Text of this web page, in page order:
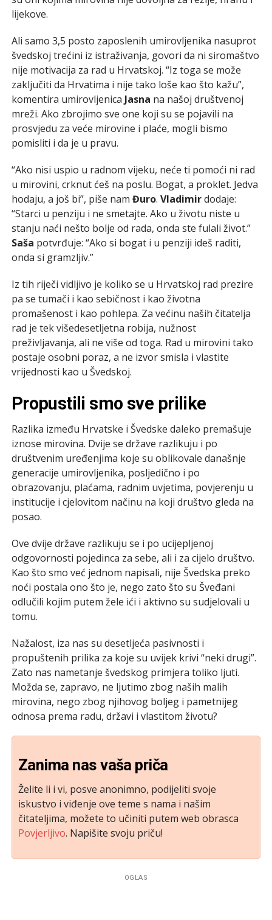
lijekove.
Ali samo 3,5 posto zaposlenih umirovljenika nasuprot
švedskoj trećini iz istraživanja, govori da ni siromaštvo
nije motivacija za rad u Hrvatskoj. “Iz toga se može
zaključiti da Hrvatima i nije tako loše kao što kažu”,
komentira umirovljenica Jasna na našoj društvenoj
mreži. Ako zbrojimo sve one koji su se pojavili na
prosvjedu za veće mirovine i plaće, mogli bismo
pomisliti i da je u pravu.
“Ako nisi uspio u radnom vijeku, neće ti pomoći ni rad
u mirovini, crknut ćeš na poslu. Bogat, a proklet. Jedva
hodaju, a još bi”, piše nam Đuro. Vladimirdodaje:
“Starci u penziju i ne smetajte. Ako u životu niste u
stanju naći nešto bolje od rada, onda ste fulali život.”
Saša potvrđuje: “Ako si bogat i u penziji ideš raditi,
onda si gramzljiv.”
Iz tih riječi vidljivo je koliko se u Hrvatskoj rad prezire
pa se tumači i kao sebičnost i kao životna
promašenost i kao pohlepa. Za većinu naših čitatelja
rad je tek višedesetljetna robija, nužnost
preživljavanja, ali ne više od toga. Rad u mirovini tako
postaje osobni poraz, a ne izvor smisla i vlastite
vrijednosti kao u Švedskoj.
Propustili smo sve prilike
Razlika između Hrvatske i Švedske daleko premašuje
iznose mirovina. Dvije se države razlikuju i po
društvenim uređenjima koje su oblikovale današnje
generacije umirovljenika, posljedično i po
obrazovanju, plaćama, radnim uvjetima, povjerenju u
institucije i cjelovitom načinu na koji društvo gleda na
posao.
Ove dvije države razlikuju se i po ucijepljenoj
odgovornosti pojedinca za sebe, ali i za cijelo društvo.
Kao što smo već jednom napisali, nije Švedska preko
noći postala ono što je, nego zato što su Šveđani
odlučili kojim putem žele ići i aktivno su sudjelovali u
tomu.
Nažalost, iza nas su desetljeća pasivnosti i
propuštenih prilika za koje su uvijek krivi “neki drugi”.
Zato nas nametanje švedskog primjera toliko ljuti.
Možda se, zapravo, ne ljutimo zbog naših malih
mirovina, nego zbog njihovog boljeg i pametnijeg
odnosa prema radu, državi i vlastitom životu?
Zanima nas vaša priča
Želite li i vi, posve anonimno, podijeliti svoje
iskustvo i viđenje ove teme s nama i našim
čitateljima, možete to učiniti putem web obrasca
Povjerljivo. Napišite svoju priču!
OGLAS